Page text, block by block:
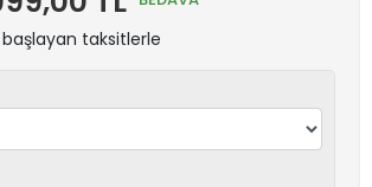
taksitlerle